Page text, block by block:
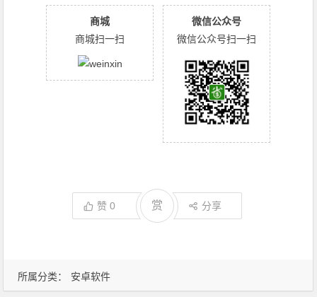
所属分类： 安卓软件
商城
商城扫一扫
微信公众号
微信公众号扫一扫
赞0 赏 分享